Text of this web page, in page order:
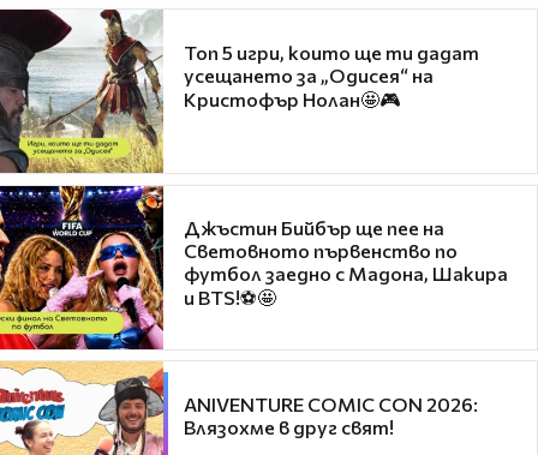
Топ 5 игри, които ще ти дадат
усещането за „Одисея“ на
Кристофър Нолан🤩🎮
Джъстин Бийбър ще пее на
Световното първенство по
футбол заедно с Мадона, Шакира
и BTS!⚽🤩
ANIVENTURE COMIC CON 2026:
Влязохме в друг свят!